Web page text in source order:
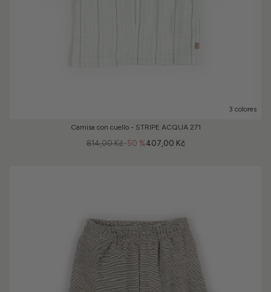
3 colores
Camisa con cuello - STRIPE ACQUA 271
-50 %
814,00 Kč 407,00 Kč